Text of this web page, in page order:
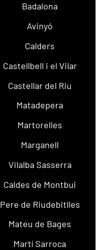
Badalona
Avinyó
Calders
Castellbell i el Vilar
Castellar del Riu
Matadepera
Martorelles
Marganell
Vilalba Sasserra
Caldes de Montbui
Pere de Riudebitlles
Mateu de Bages
Martí Sarroca